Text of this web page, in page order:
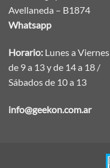
Avellaneda – B1874
Whatsapp
Horario: Lunes a Viernes
de 9 a 13 y de 14 a 18 /
Sábados de 10 a 13
info@geekon.com.ar